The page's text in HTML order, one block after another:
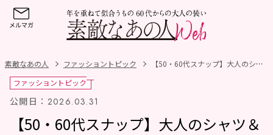
素敵なあの人 ファッショントピック
【50・60代スナップ】大人のシャツ＆デニムはこう着る！プチプラも上手に取り入れた春ファッション4選
ファッショントピック
公開日： 2026.03.31
【50・60代スナップ】大人のシャツ＆